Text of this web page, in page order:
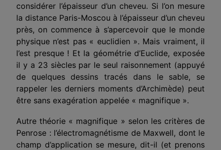
considérer l’épaisseur d’un cheveu. Si l’on mesure
la distance Paris-Moscou à l’épaisseur d’un cheveu
près, on commence à s’apercevoir que le monde
physique n’est pas « euclidien ». Mais vraiment, il
l’est presque ! Et la géométrie d’Euclide, exposée
il y a 23 siècles par le seul raisonnement (appuyé
de quelques dessins tracés dans le sable, se
rappeler les derniers moments d’Archimède) peut
être sans exagération appelée « magnifique ».
Autre théorie « magnifique » selon les critères de
Penrose : l’électromagnétisme de Maxwell, dont le
champ d’application se mesure, dit-il (et prenons